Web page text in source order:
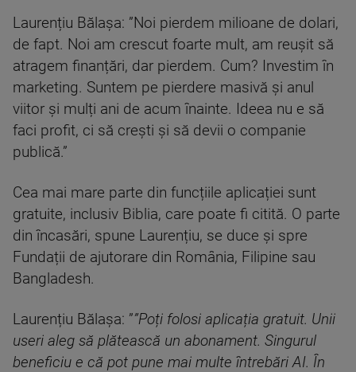
Laurențiu Bălașa: ”Noi pierdem milioane de dolari,
de fapt. Noi am crescut foarte mult, am reușit să
atragem finanțări, dar pierdem. Cum? Investim în
marketing. Suntem pe pierdere masivă și anul
viitor și mulți ani de acum înainte. Ideea nu e să
faci profit, ci să crești și să devii o companie
publică.”
Cea mai mare parte din funcțiile aplicației sunt
gratuite, inclusiv Biblia, care poate fi citită. O parte
din încasări, spune Laurențiu, se duce și spre
Fundații de ajutorare din România, Filipine sau
Bangladesh.
Laurențiu Bălașa: ””Poți folosi aplicația gratuit. Unii
useri aleg să plătească un abonament. Singurul
beneficiu e că pot pune mai multe întrebări AI. În